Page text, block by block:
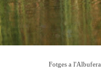
Fotges a l'Albufera